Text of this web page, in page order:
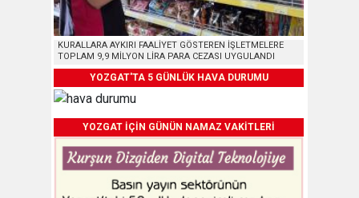
KURALLARA AYKIRI FAALİYET GÖSTEREN İŞLETMELERE
TOPLAM 9,9 MİLYON LİRA PARA CEZASI UYGULANDI
YOZGAT'TA 5 GÜNLÜK HAVA DURUMU
YOZGAT İÇİN GÜNÜN NAMAZ VAKİTLERİ